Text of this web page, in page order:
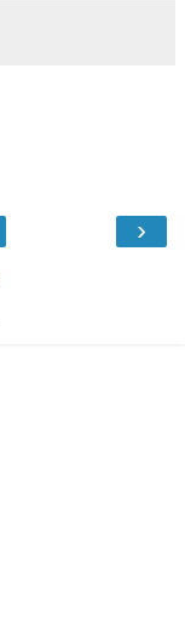
›